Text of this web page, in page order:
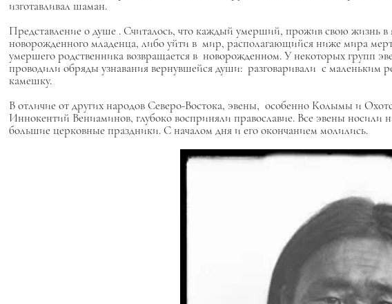
изготавливал шаман.
Представление о душе . Считалось, что каждый умерший, прожив свою жизнь
новорожденного младенца, либо уйти в мир, располагающийся ниже мира
умершего родственника возвращается в новорожденном. У некоторых групп
проводили обряды узнавания вернувшейся души: разговаривали с маленьким
камешку.
В отличие от других народов Северо-Востока, эвены, особенно Колымы и
Иннокентий Вениаминов, глубоко восприняли православие. Все эвены
большие церковные праздники. С началом дня и его окончанием молились.